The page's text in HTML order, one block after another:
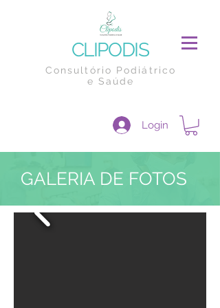
CLIPODIS
Consultório Podiátrico
e Saúde
Login
GALERIA DE FOTOS